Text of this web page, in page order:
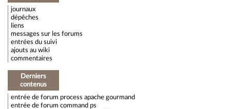
journaux
dépêches
liens
messages sur les forums
entrées du suivi
ajouts au wiki
commentaires
Derniers
contenus
entrée de forum process apache gourmand
entrée de forum command ps